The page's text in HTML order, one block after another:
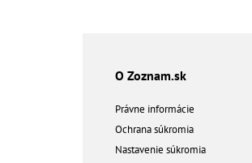
O Zoznam.sk
Právne informácie
Ochrana súkromia
Nastavenie súkromia